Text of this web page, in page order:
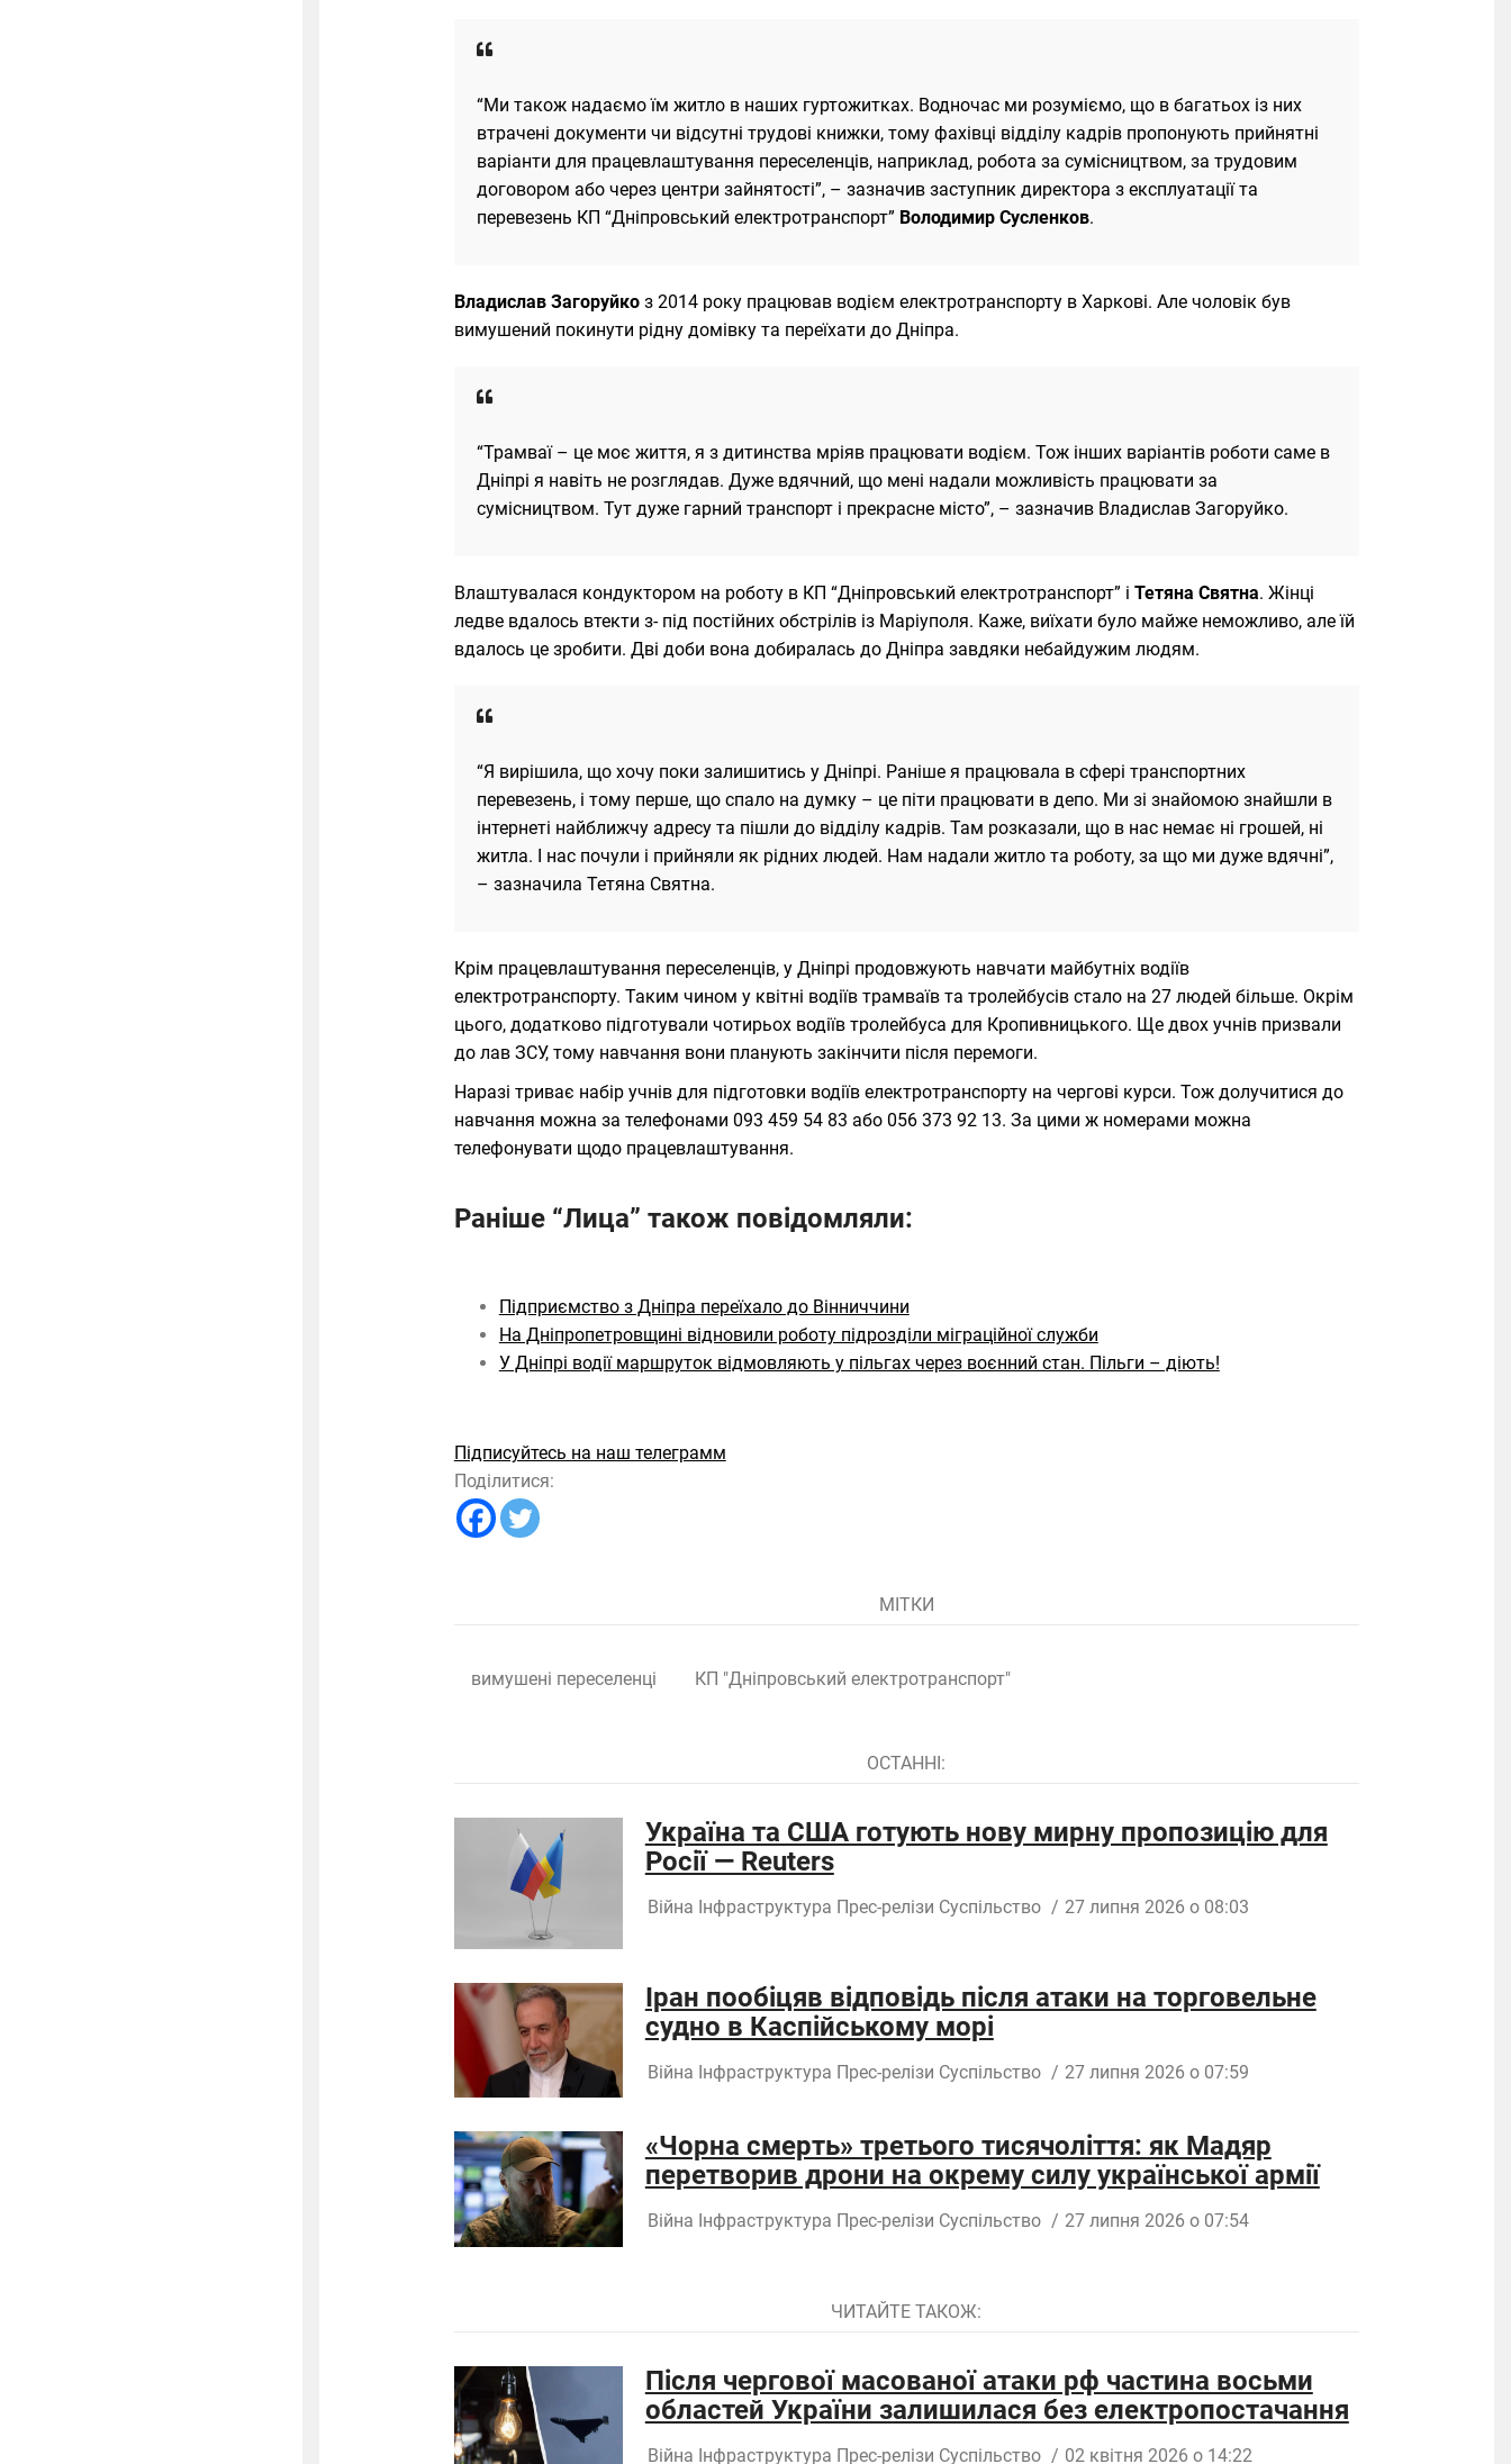
“Ми також надаємо їм житло в наших гуртожитках. Водночас ми розуміємо, що в багатьох із них
втрачені документи чи відсутні трудові книжки, тому фахівці відділу кадрів пропонують прийнятні
варіанти для працевлаштування переселенців, наприклад, робота за сумісництвом, за трудовим
договором або через центри зайнятості”, – зазначив заступник директора з експлуатації та
перевезень КП “Дніпровський електротранспорт” Володимир Сусленков.
Владислав Загоруйкоз 2014 року працював водієм електротранспорту в Харкові. Але чоловік був
вимушений покинути рідну домівку та переїхати до Дніпра.
“Трамваї – це моє життя, я з дитинства мріяв працювати водієм. Тож інших варіантів роботи саме в
Дніпрі я навіть не розглядав. Дуже вдячний, що мені надали можливість працювати за
сумісництвом. Тут дуже гарний транспорт і прекрасне місто”, – зазначив Владислав Загоруйко.
Влаштувалася кондуктором на роботу в КП “Дніпровський електротранспорт” і Тетяна Святна. Жінці
ледве вдалось втекти з- під постійних обстрілів із Маріуполя. Каже, виїхати було майже неможливо, але їй
вдалось це зробити. Дві доби вона добиралась до Дніпра завдяки небайдужим людям.
“Я вирішила, що хочу поки залишитись у Дніпрі. Раніше я працювала в сфері транспортних
перевезень, і тому перше, що спало на думку – це піти працювати в депо. Ми зі знайомою знайшли в
інтернеті найближчу адресу та пішли до відділу кадрів. Там розказали, що в нас немає ні грошей, ні
житла. І нас почули і прийняли як рідних людей. Нам надали житло та роботу, за що ми дуже вдячні”,
– зазначила Тетяна Святна.
Крім працевлаштування переселенців, у Дніпрі продовжують навчати майбутніх водіїв
електротранспорту. Таким чином у квітні водіїв трамваїв та тролейбусів стало на 27 людей більше. Окрім
цього, додатково підготували чотирьох водіїв тролейбуса для Кропивницького. Ще двох учнів призвали
до лав ЗСУ, тому навчання вони планують закінчити після перемоги.
Наразі триває набір учнів для підготовки водіїв електротранспорту на чергові курси. Тож долучитися до
навчання можна за телефонами 093 459 54 83 або 056 373 92 13. За цими ж номерами можна
телефонувати щодо працевлаштування.
Раніше “Лица” також повідомляли:
Підприємство з Дніпра переїхало до Вінниччини
На Дніпропетровщині відновили роботу підрозділи міграційної служби
У Дніпрі водії маршруток відмовляють у пільгах через воєнний стан. Пільги – діють!
Підписуйтесь на наш телеграмм
Поділитися:
МІТКИ
вимушені переселенці КП "Дніпровський електротранспорт"
ОСТАННІ:
Україна та США готують нову мирну пропозицію для
Росії — Reuters
Війна Інфраструктура Прес-релізи Суспільство / 27 липня 2026 о 08:03
Іран пообіцяв відповідь після атаки на торговельне
судно в Каспійському морі
Війна Інфраструктура Прес-релізи Суспільство / 27 липня 2026 о 07:59
«Чорна смерть» третього тисячоліття: як Мадяр
перетворив дрони на окрему силу української армії
Війна Інфраструктура Прес-релізи Суспільство / 27 липня 2026 о 07:54
ЧИТАЙТЕ ТАКОЖ:
Після чергової масованої атаки рф частина восьми
областей України залишилася без електропостачання
Війна Інфраструктура Прес-релізи Суспільство / 02 квітня 2026 о 14:22